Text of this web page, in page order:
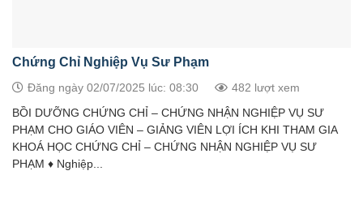
Chứng Chỉ Nghiệp Vụ Sư Phạm
Đăng ngày 02/07/2025 lúc: 08:30 482 lượt xem
BỒI DƯỠNG CHỨNG CHỈ – CHỨNG NHẬN NGHIỆP VỤ SƯ
PHẠM CHO GIÁO VIÊN – GIẢNG VIÊN LỢI ÍCH KHI THAM GIA
KHOÁ HỌC CHỨNG CHỈ – CHỨNG NHẬN NGHIỆP VỤ SƯ
PHẠM ♦ Nghiệp...